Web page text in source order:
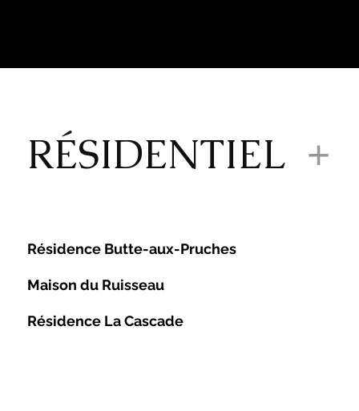
RÉSIDENTIEL +
Résidence Butte-aux-Pruches
Maison du Ruisseau
Résidence La Cascade